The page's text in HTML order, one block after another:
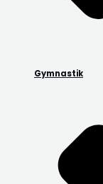
Gymnastik